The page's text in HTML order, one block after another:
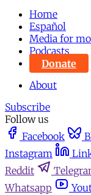
Home
Español
Media for
Podcasts
Donate
About
Subscribe
Follow us
Facebook
Instagram
Reddit
Whatsapp